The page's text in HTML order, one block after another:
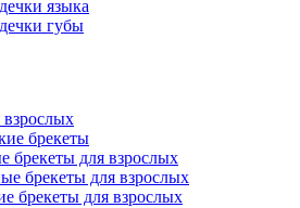
языка
губы
взрослых
брекеты
брекеты для взрослых
брекеты для взрослых
брекеты для взрослых